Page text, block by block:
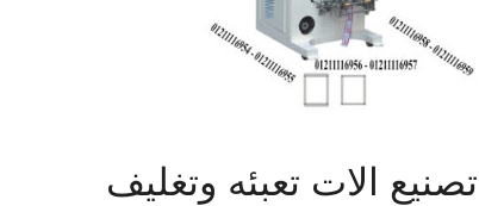
‏‏تصنيع الات تعبئه وتغليف